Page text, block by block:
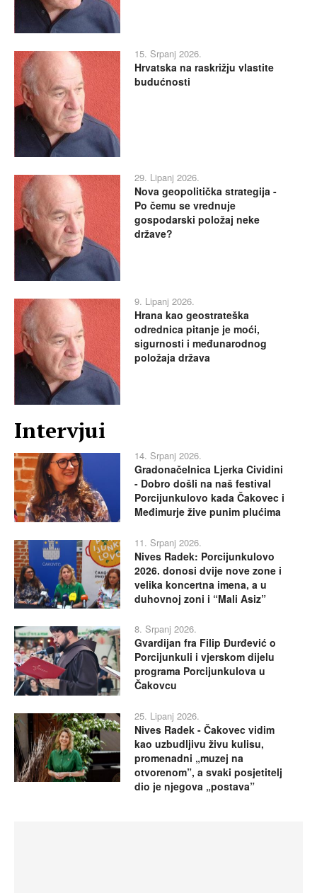
15. Srpanj 2026.
Hrvatska na raskrižju vlastite
budućnosti
29. Lipanj 2026.
Nova geopolitička strategija -
Po čemu se vrednuje
gospodarski položaj neke
države?
9. Lipanj 2026.
Hrana kao geostrateška
odrednica pitanje je moći,
sigurnosti i međunarodnog
položaja država
Intervjui
14. Srpanj 2026.
Gradonačelnica Ljerka Cividini
- Dobro došli na naš festival
Porcijunkulovo kada Čakovec i
Međimurje žive punim plućima
11. Srpanj 2026.
Nives Radek: Porcijunkulovo
2026. donosi dvije nove zone i
velika koncertna imena, a u
duhovnoj zoni i “Mali Asiz”
8. Srpanj 2026.
Gvardijan fra Filip Đurđević o
Porcijunkuli i vjerskom dijelu
programa Porcijunkulova u
Čakovcu
25. Lipanj 2026.
Nives Radek - Čakovec vidim
kao uzbudljivu živu kulisu,
promenadni „muzej na
otvorenom”, a svaki posjetitelj
dio je njegova „postava”